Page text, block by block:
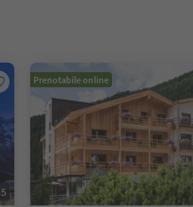
Prenotabile online